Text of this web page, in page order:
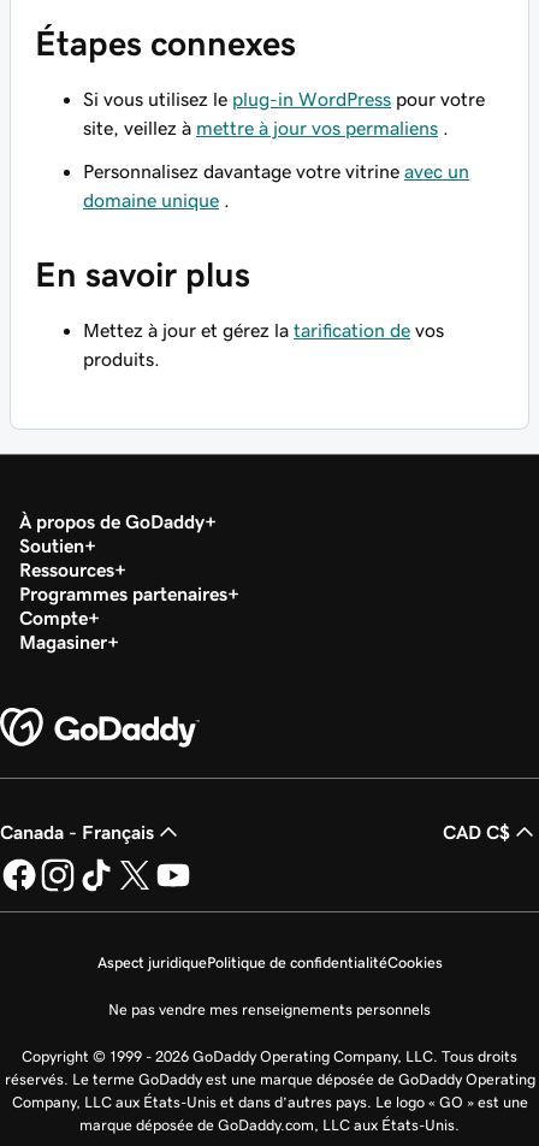
Étapes connexes
Si vous utilisez le plug-in WordPress pour votre
site, veillez à mettre à jour vos permaliens
Personnalisez davantage votre vitrine avec un
domaine unique
En savoir plus
Mettez à jour et gérez la tarification de vos
produits.
À propos de GoDaddy
Soutien
Ressources
Programmes partenaires
Compte
Magasiner
Canada - Français CAD C$
Aspect juridiquePolitique de confidentialitéCookies
Ne pas vendre mes renseignements personnels
Copyright © 1999 - 2026 GoDaddy Operating Company, LLC. Tous droits
réservés. Le terme GoDaddy est une marque déposée de GoDaddy Operating
Company, LLC aux États-Unis et dans d’autres pays. Le logo « GO » est une
marque déposée de GoDaddy.com, LLC aux États-Unis.